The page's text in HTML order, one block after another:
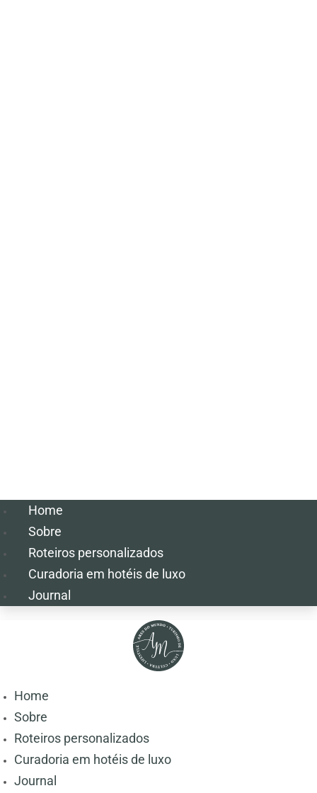
Home
Sobre
Roteiros personalizados
Curadoria em hotéis de luxo
Journal
Home
Sobre
Roteiros personalizados
Curadoria em hotéis de luxo
Journal